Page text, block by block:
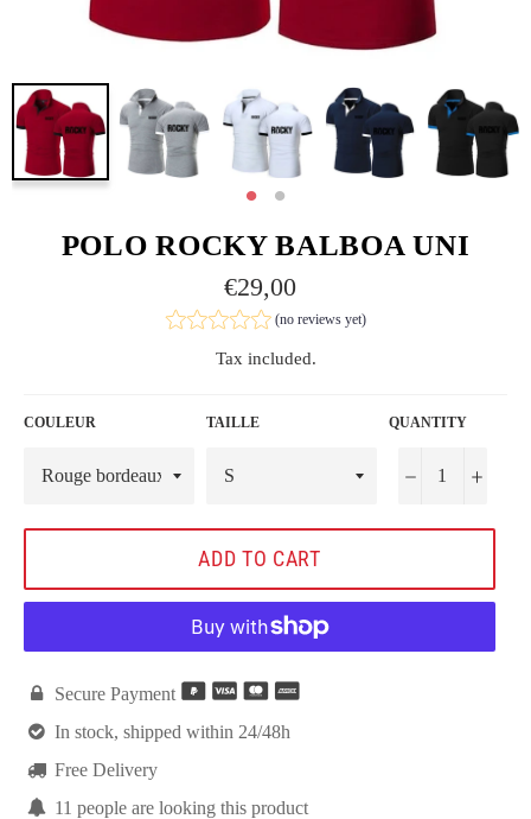
POLO ROCKY BALBOA UNI
Regular
price
€29,00
(no reviews yet)
Tax included.
COULEUR TAILLE QUANTITY
− +
ADD TO CART
 Secure Payment
 In stock, shipped within 24/48h
 Free Delivery
 11 people are looking this product